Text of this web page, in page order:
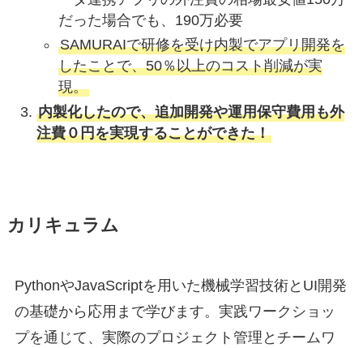
だった場合でも、190万必要
SAMURAIで研修を受け内製でアプリ開発を
したことで、50％以上のコスト削減が実
現。
内製化したので、追加開発や運用保守費用も外
注費０円を実現することができた！
カリキュラム
PythonやJavaScriptを用いた機械学習技術とUI開発
の基礎から応用まで学びます。実践ワークショッ
プを通じて、実際のプロジェクト管理とチームワ